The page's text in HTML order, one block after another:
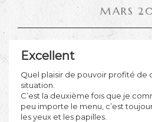
MARS
Excellent
Quel plaisir de pouvoir profité de
situation.
C’est la deuxième fois que je
peu importe le menu, c’est
les yeux et les papilles.